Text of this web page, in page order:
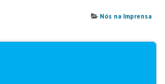
Nós na Imprensa